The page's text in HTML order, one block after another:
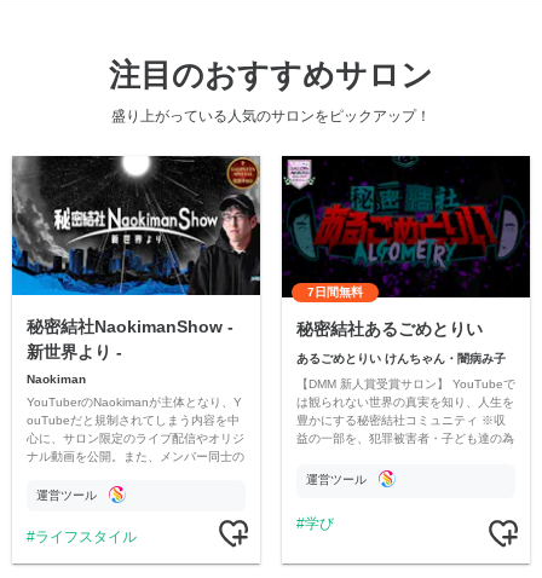
注目のおすすめサロン
盛り上がっている人気のサロンをピックアップ！
秘密結社NaokimanShow -
新世界より -
Naokiman
YouTuberのNaokimanが主体となり、Y
ouTubeだと規制されてしまう内容を中
心に、サロン限定のライブ配信やオリジ
ナル動画を公開。また、メンバー同士の
ただいています。
運営ツール
ライフスタイル
7日間無料
秘密結社あるごめとりい
あるごめとりい けんちゃん・闇病み子
【DMM 新人賞受賞サロン】 YouTubeで
は観られない世界の真実を知り、人生を
豊かにする秘密結社コミュニティ ※収
益の一部を、犯罪被害者・子ども達の為
す運営ツール
学び